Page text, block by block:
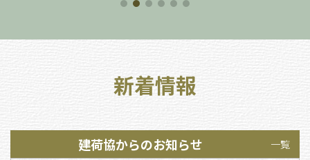
新着情報
建荷協からのお知らせ 一覧